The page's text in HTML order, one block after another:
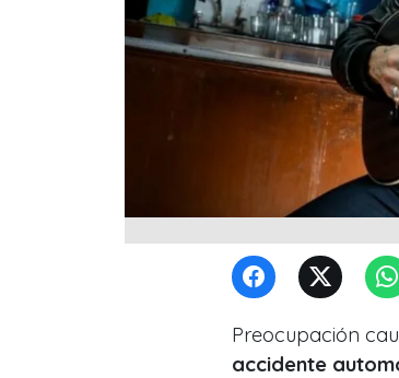
Preocupación
accidente